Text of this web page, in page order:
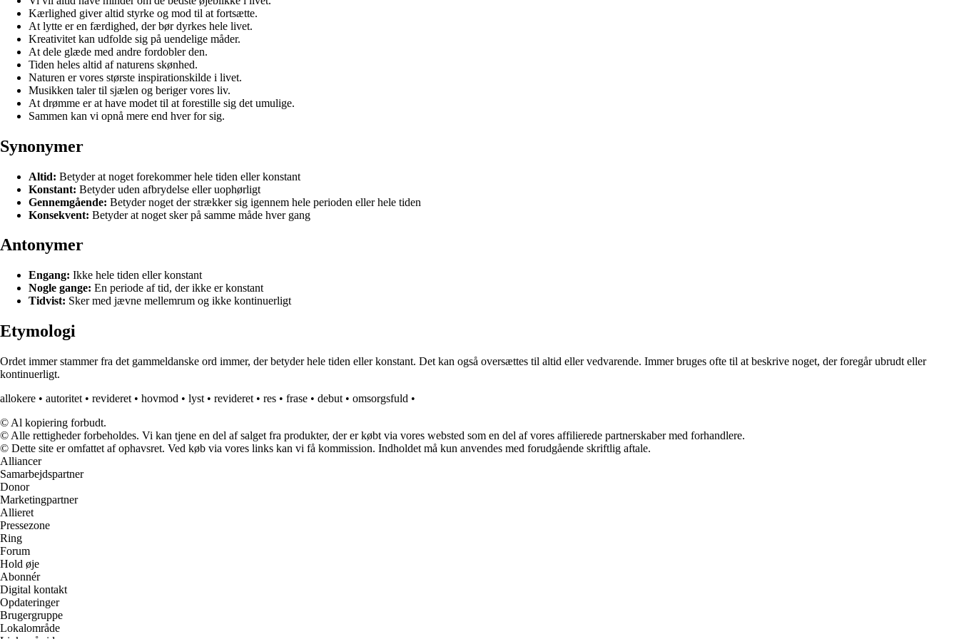
Kærlighed giver altid styrke og mod til at fortsætte.
At lytte er en færdighed, der bør dyrkes hele livet.
Kreativitet kan udfolde sig på uendelige måder.
At dele glæde med andre fordobler den.
Tiden heles altid af naturens skønhed.
Naturen er vores største inspirationskilde i livet.
Musikken taler til sjælen og beriger vores liv.
At drømme er at have modet til at forestille sig det umulige.
Sammen kan vi opnå mere end hver for sig.
Synonymer
Altid: Betyder at noget forekommer hele tiden eller konstant
Konstant: Betyder uden afbrydelse eller uophørligt
Gennemgående: Betyder noget der strækker sig igennem hele perioden eller hele tiden
Konsekvent: Betyder at noget sker på samme måde hver gang
Antonymer
Engang: Ikke hele tiden eller konstant
Nogle gange: En periode af tid, der ikke er konstant
Tidvist: Sker med jævne mellemrum og ikke kontinuerligt
Etymologi
Ordet immer stammer fra det gammeldanske ord immer, der betyder hele tiden eller konstant. Det kan også oversættes til altid eller vedvarende. Immer bruges ofte til at beskrive noget, der foregår ubrudt eller
kontinuerligt.
allokere • autoritet • revideret • hovmod • lyst • revideret • res • frase • debut • omsorgsfuld •
© Al kopiering forbudt.
© Alle rettigheder forbeholdes. Vi kan tjene en del af salget fra produkter, der er købt via vores websted som en del af vores affilierede partnerskaber med forhandlere.
© Dette site er omfattet af ophavsret. Ved køb via vores links kan vi få kommission. Indholdet må kun anvendes med forudgående skriftlig aftale.
Alliancer
Samarbejdspartner
Donor
Marketingpartner
Allieret
Pressezone
Ring
Forum
Hold øje
Abonnér
Digital kontakt
Opdateringer
Brugergruppe
Lokalområde